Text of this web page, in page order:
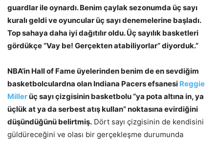
guardlar ile oynardı. Benim çaylak sezonumda üç sayı
kuralı geldi ve oyuncular üç sayı denemelerine başladı.
Top sahaya daha iyi dağıtılır oldu. Üç sayılık basketleri
gördükçe “Vay be! Gerçekten atabiliyorlar” diyorduk.”
NBA’in Hall of Fame üyelerinden benim de en sevdiğim
basketbolculardna olan Indiana Pacers efsanesi Reggie
Millerüç sayı çizgisinin basketbolu “ya pota altına in, ya
üçlük at ya da serbest atış kullan” noktasına evirdiğini
düşündüğünü belirtmiş. Dört sayı çizgisinin de kendisini
güldüreceğini ve olası bir gerçekleşme durumunda